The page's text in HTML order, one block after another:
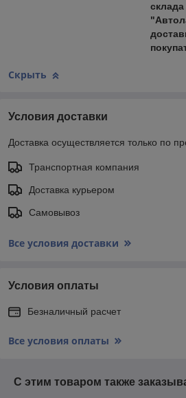
Скрыть
Условия доставки
Доставка осуществляется только по
Транспортная компания
Доставка курьером
Самовывоз
Все условия доставки
Условия оплаты
Безналичный расчет
Все условия оплаты
С этим товаром также